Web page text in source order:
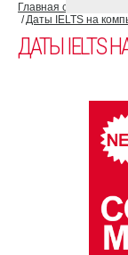
Главная страница
Даты IELTS на
ДАТЫ IELTS